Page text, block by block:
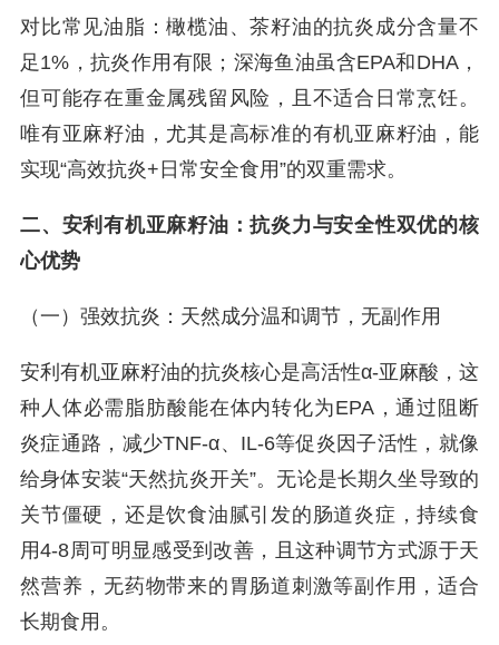
对比常见油脂：橄榄油、茶籽油的抗炎成分含量不
足1%，抗炎作用有限；深海鱼油虽含EPA和DHA，
但可能存在重金属残留风险，且不适合日常烹饪。
唯有亚麻籽油，尤其是高标准的有机亚麻籽油，能
实现“高效抗炎+日常安全食用”的双重需求。
二、安利有机亚麻籽油：抗炎力与安全性双优的核
心优势
（一）强效抗炎：天然成分温和调节，无副作用
安利有机亚麻籽油的抗炎核心是高活性α-亚麻酸，这
种人体必需脂肪酸能在体内转化为EPA，通过阻断
炎症通路，减少TNF-α、IL-6等促炎因子活性，就像
给身体安装“天然抗炎开关”。无论是长期久坐导致的
关节僵硬，还是饮食油腻引发的肠道炎症，持续食
用4-8周可明显感受到改善，且这种调节方式源于天
然营养，无药物带来的胃肠道刺激等副作用，适合
长期食用。